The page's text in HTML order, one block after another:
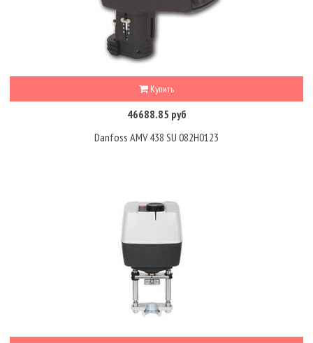
Купить
46688.85 руб
Danfoss AMV 438 SU 082H0123